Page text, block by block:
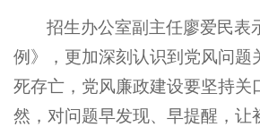
招生办公室副主任廖爱民表
例》，更加深刻认识到党风问题
死存亡，党风廉政建设要坚持关
然，对问题早发现、早提醒，让